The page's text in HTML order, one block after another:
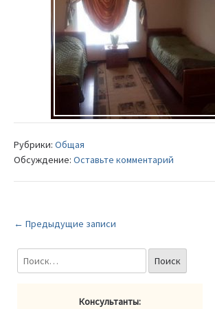
Рубрики: Общая
Обсуждение: Оставьте комментарий
← Предыдущие записи
Консультанты: